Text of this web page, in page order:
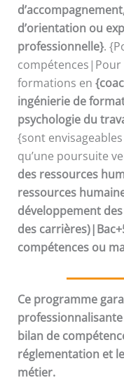
d’orientation ou
professionnelle}.
compétences|Pour
formations en
ingénierie de
psychologie du
{sont
qu’une poursuite
des ressources
ressources
développement
des
compétences ou
Ce programme
bilan de
réglementation et
métier.